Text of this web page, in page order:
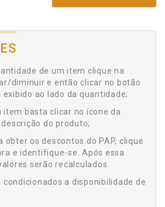
de um item clique na
diminuir e então clicar no botão
ao lado da quantidade;
item basta clicar no ícone da
do produto;
obter os descontos do PAP, clique
e identifique-se. Após essa
serão recalculados.
a disponibilidade de